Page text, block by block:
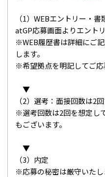
（1）WEBエントリー・書
atGP応募画面よりエント
※WEB履歴書は詳細にご
します。
※希望拠点を明記してご応
▼
（2）選考：面接回数は2回
※選考回数は2回を想定し
もございます。
▼
（3）内定
※応募の秘密は厳守いたし